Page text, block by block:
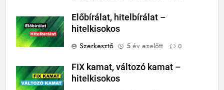
Előbírálat, hitelbírálat –
hitelkisokos
Szerkesztő
5 év ezelőtt 0
FIX kamat, változó kamat –
hitelkisokos